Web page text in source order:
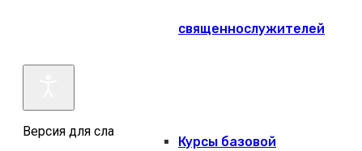
Версия для слабовидящих
священнослужителей
Курсы базовой